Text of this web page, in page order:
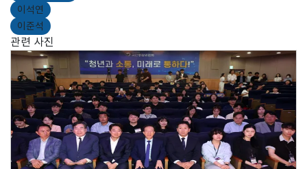
이석연
이준석
관련 사진